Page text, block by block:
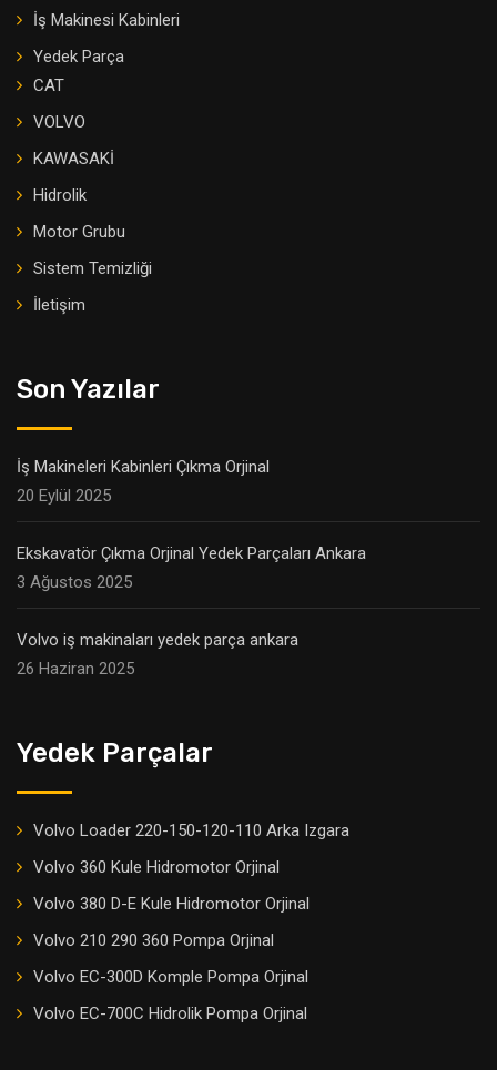
İş Makinesi Kabinleri
Yedek Parça
CAT
VOLVO
KAWASAKİ
Hidrolik
Motor Grubu
Sistem Temizliği
İletişim
Son Yazılar
İş Makineleri Kabinleri Çıkma Orjinal
20 Eylül 2025
Ekskavatör Çıkma Orjinal Yedek Parçaları Ankara
3 Ağustos 2025
Volvo iş makinaları yedek parça ankara
26 Haziran 2025
Yedek Parçalar
Volvo Loader 220-150-120-110 Arka Izgara
Volvo 360 Kule Hidromotor Orjinal
Volvo 380 D-E Kule Hidromotor Orjinal
Volvo 210 290 360 Pompa Orjinal
Volvo EC-300D Komple Pompa Orjinal
Volvo EC-700C Hidrolik Pompa Orjinal